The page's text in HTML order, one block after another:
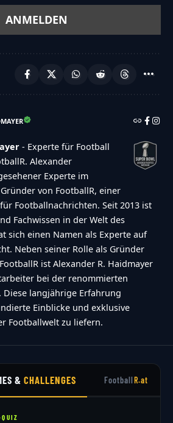
- Experte für Football
Alexander
Experte im
von FootballR, einer
Footballnachrichten. Seit 2013 ist
Fachwissen in der Welt des
sich einen Namen als Experte auf
Neben seiner Rolle als Gründer
ist Alexander R. Haidmayer
bei der renommierten
langjährige Erfahrung
Einblicke und exklusive
Footballwelt zu liefern.
&CHALLENGES FootballR.at